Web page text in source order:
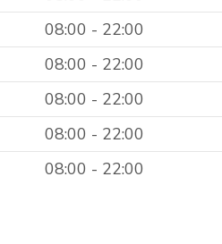
08:00 - 22:00
08:00 - 22:00
08:00 - 22:00
08:00 - 22:00
08:00 - 22:00